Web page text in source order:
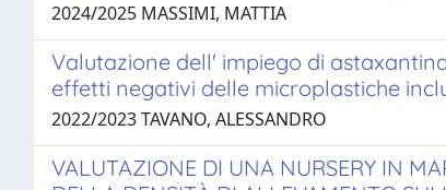
2024/2025 MASSIMI, MATTIA
Valutazione dell' impiego di
effetti negativi delle microplastiche
2022/2023 TAVANO, ALESSANDRO
VALUTAZIONE DI UNA NURSERY IN